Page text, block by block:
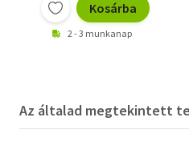
Kosárba
2 - 3 munkanap
Az általad megtekintett